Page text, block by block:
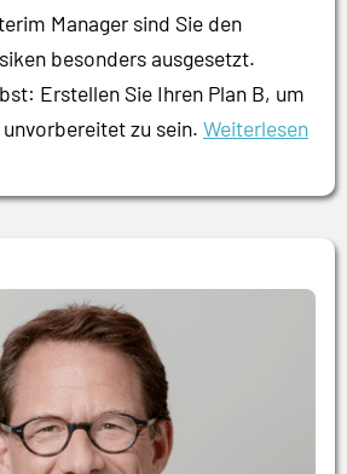
Manager sind Sie den
besonders ausgesetzt.
Erstellen Sie Ihren Plan B, um
zu sein. Weiterlesen